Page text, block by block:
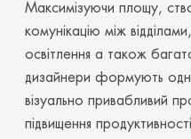
Максимізуючи площу,
комунікацію між
освітлення а також
дизайнери формують
візуально привабливий
підвищення